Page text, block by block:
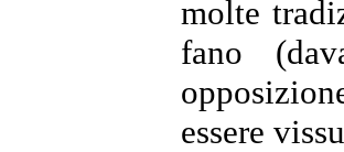
molte
fano
essere